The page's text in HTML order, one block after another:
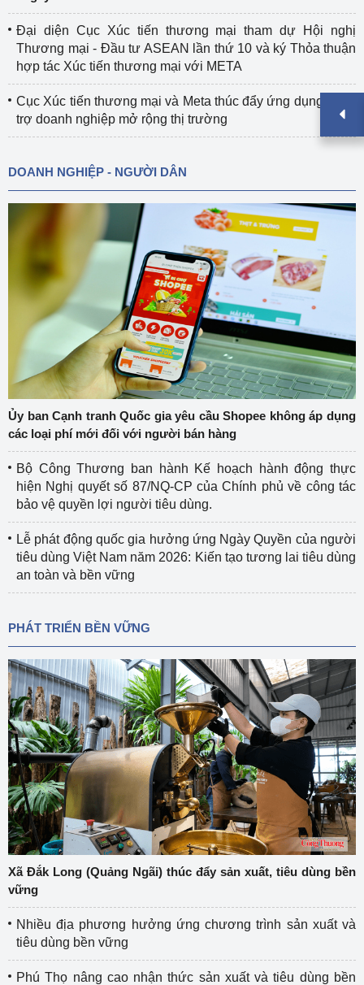
Đại diện Cục Xúc tiến thương mại tham dự Hội nghị
Thương mại - Đầu tư ASEAN lần thứ 10 và ký Thỏa thuận
hợp tác Xúc tiến thương mại với META
Cục Xúc tiến thương mại và Meta thúc đẩy ứng dụng AI hỗ
trợ doanh nghiệp mở rộng thị trường
DOANH NGHIỆP - NGƯỜI DÂN
Ủy ban Cạnh tranh Quốc gia yêu cầu Shopee không áp dụng
các loại phí mới đối với người bán hàng
Bộ Công Thương ban hành Kế hoạch hành động thực
hiện Nghị quyết số 87/NQ-CP của Chính phủ về công tác
bảo vệ quyền lợi người tiêu dùng.
Lễ phát động quốc gia hưởng ứng Ngày Quyền của người
tiêu dùng Việt Nam năm 2026: Kiến tạo tương lai tiêu dùng
an toàn và bền vững
PHÁT TRIỂN BỀN VỮNG
Xã Đắk Long (Quảng Ngãi) thúc đẩy sản xuất, tiêu dùng bền
vững
Nhiều địa phương hưởng ứng chương trình sản xuất và
tiêu dùng bền vững
Phú Thọ nâng cao nhận thức sản xuất và tiêu dùng bền